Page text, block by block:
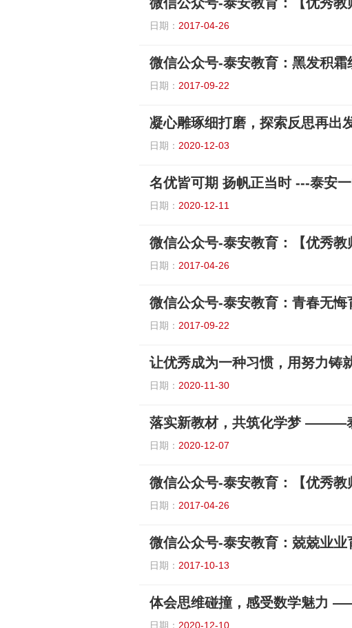
日期： 2017-04-26
日期： 2017-09-22
日期： 2020-12-03
日期： 2020-12-11
日期： 2017-04-26
日期： 2017-09-22
日期： 2020-11-30
落实新教材，共筑化学梦 ———
日期： 2020-12-07
日期： 2017-04-26
日期： 2017-10-13
日期： 2020-12-10